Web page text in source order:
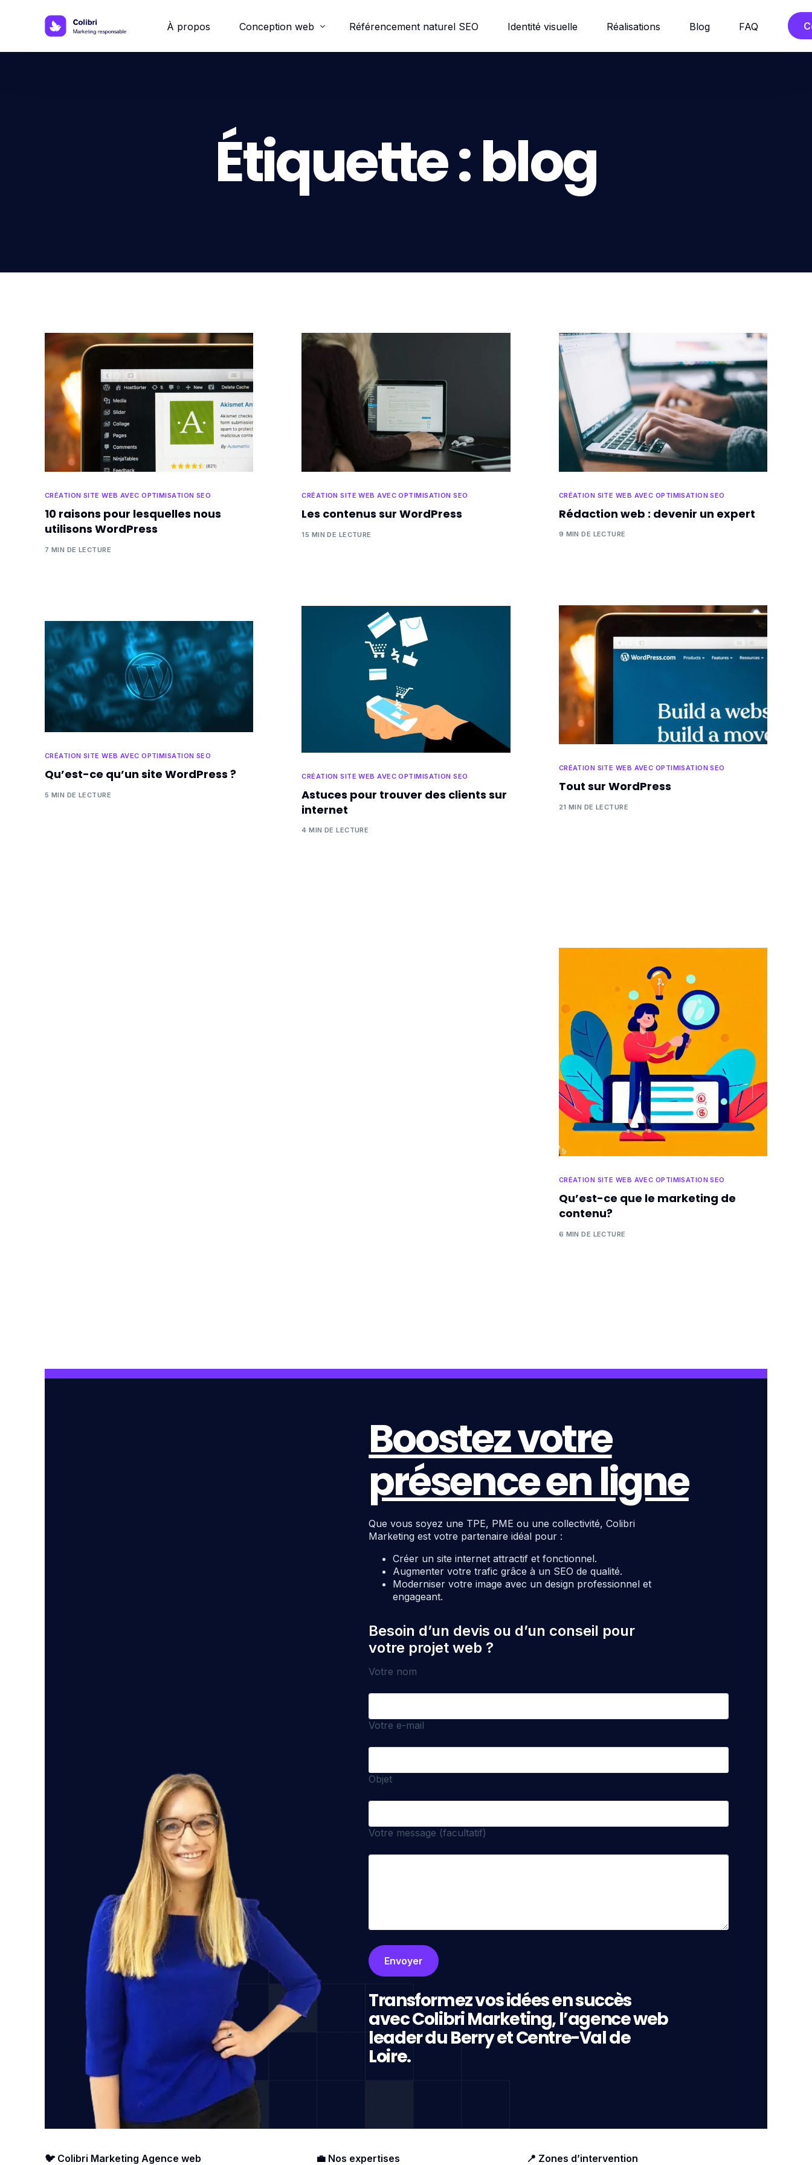
À propos Conception web Référencement naturel SEO Identité visuelle Réalisations Blog FAQ
Étiquette :blog
CRÉATION SITE WEB AVEC OPTIMISATION SEO
10 raisons pour lesquelles nous
utilisons WordPress
7 MIN DE LECTURE
CRÉATION SITE WEB AVEC OPTIMISATION SEO
Les contenus sur WordPress
15 MIN DE LECTURE
CRÉATION SITE WEB AVEC OPTIMISATION SEO
Rédaction web : devenir un expert
9 MIN DE LECTURE
CRÉATION SITE WEB AVEC OPTIMISATION SEO
Tout sur WordPress
21 MIN DE LECTURE
CRÉATION SITE WEB AVEC OPTIMISATION SEO
Astuces pour trouver des clients sur
internet
4 MIN DE LECTURE
CRÉATION SITE WEB AVEC OPTIMISATION SEO
Qu’est-ce qu’un site WordPress ?
5 MIN DE LECTURE
CRÉATION SITE WEB AVEC OPTIMISATION SEO
Qu’est-ce que le marketing de
contenu?
6 MIN DE LECTURE
Boostez votre
présence en ligne
Que vous soyez une TPE, PME ou une collectivité, Colibri
Marketing est votre partenaire idéal pour :
Créer un site internet attractif et fonctionnel.
Augmenter votre trafic grâce à un SEO de qualité.
Moderniser votre image avec un design professionnel et
engageant.
Besoin d’un devis ou d’un conseil pour
votre projet web ?
Votre nom
Votre e-mail
Objet
Votre message (facultatif)
Transformez vos idées en succès
avec Colibri Marketing, l’agence web
leader du Berry et Centre-Val de
Loire.
🐦 Colibri Marketing Agence web 💼 Nos expertises 📍 Zones d’intervention